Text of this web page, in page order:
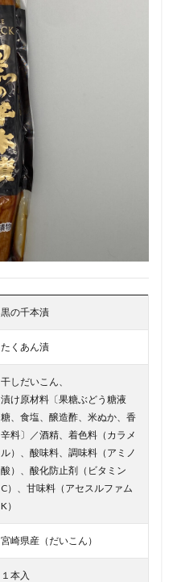
黒の千本漬
たくあん漬
干しだいこん、
漬け原材料〔果糖ぶどう糖液
糖、食塩、醸造酢、米ぬか、香
辛料〕／酒精、着色料（カラメ
ル）、酸味料、調味料（アミノ
酸）、酸化防止剤（ビタミン
C）、甘味料（アセスルファム
K）
宮崎県産（だいこん）
１本入